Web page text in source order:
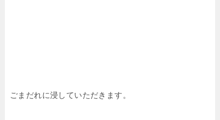
ごまだれに浸していただきます。